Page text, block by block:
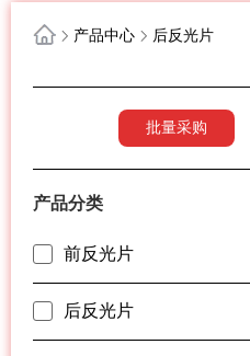
产品中心 后反光片
批量采购
产品分类
前反光片
后反光片